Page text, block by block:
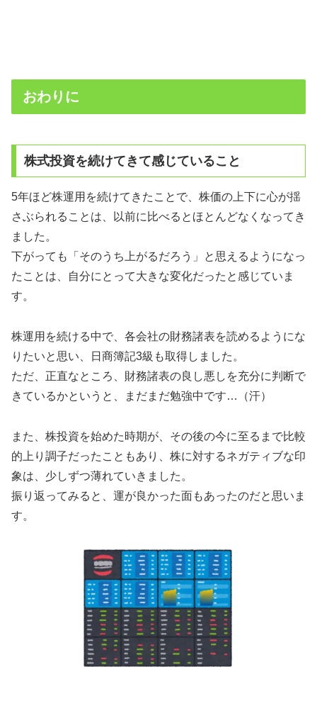
おわりに
株式投資を続けてきて感じていること
5年ほど株運用を続けてきたことで、株価の上下に心が揺
さぶられることは、以前に比べるとほとんどなくなってき
ました。
下がっても「そのうち上がるだろう」と思えるようになっ
たことは、自分にとって大きな変化だったと感じていま
す。
株運用を続ける中で、各会社の財務諸表を読めるようにな
りたいと思い、日商簿記3級も取得しました。
ただ、正直なところ、財務諸表の良し悪しを充分に判断で
きているかというと、まだまだ勉強中です…（汗）
また、株投資を始めた時期が、その後の今に至るまで比較
的上り調子だったこともあり、株に対するネガティブな印
象は、少しずつ薄れていきました。
振り返ってみると、運が良かった面もあったのだと思いま
す。